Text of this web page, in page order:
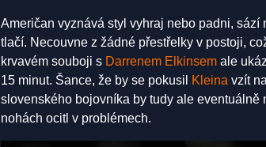
Američan vyznává styl vyhraj nebo padni,
tlačí. Necouvne z žádné přestřelky v postoji,
krvavém souboji s Darrenem Elkinsem ale
15 minut. Šance, že by se pokusil
Kleina vzít
slovenského bojovníka by tudy ale eventuálně
nohách ocitl v problémech.